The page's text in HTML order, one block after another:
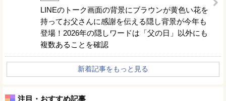
LINEのトーク画面の背景にブラウンが黄色い花を
持ってお父さんに感謝を伝える隠し背景が今年も
登場！2026年の隠しワードは「父の日」以外にも
複数あることを確認
新着記事をもっと見る
注目・おすすめ記事